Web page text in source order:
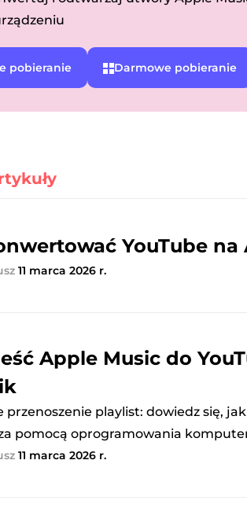
pobieranie Darmowe pobieranie
YouTube na
11 marca 2026 r.
Apple Music do
przenoszenie playlist: dowiedz się,
pomocą oprogramowania
11 marca 2026 r.